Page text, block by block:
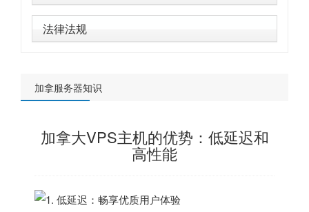
法律法规
加拿服务器知识
加拿大VPS主机的优势：低延迟和
高性能